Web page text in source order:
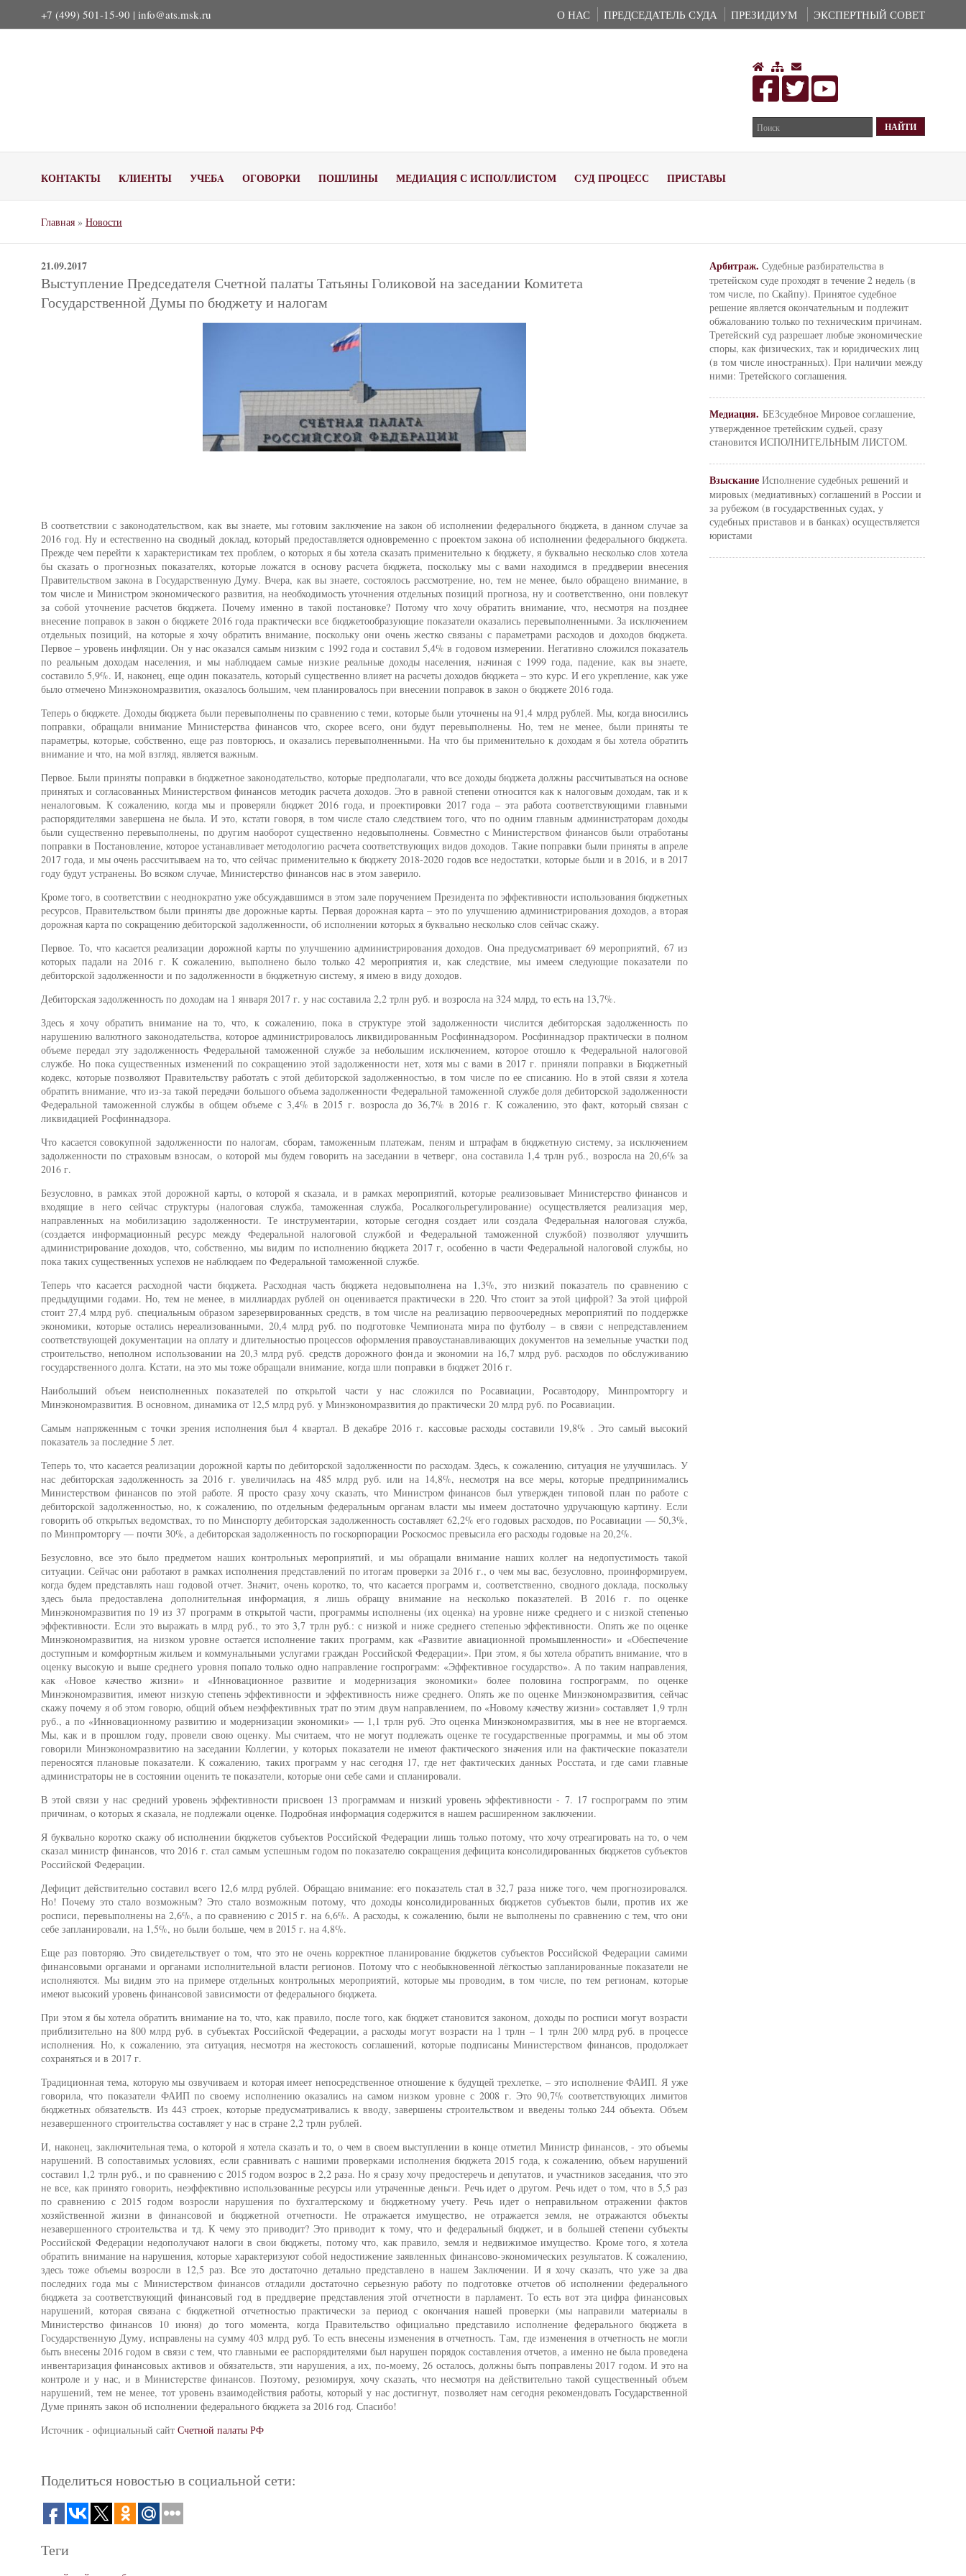
+7 (499) 501-15-90 | info@ats.msk.ru О НАС ПРЕДСЕДАТЕЛЬ СУДА ПРЕЗИДИУМ ЭКСПЕРТНЫЙ СОВЕТ
КОНТАКТЫ КЛИЕНТЫ УЧЕБA ОГОВОРКИ ПОШЛИНЫ МЕДИАЦИЯ С ИСПОЛ/ЛИСТОМ СУД ПРОЦЕСС ПРИСТАВЫ
Главная » Новости
21.09.2017
Выступление Председателя Счетной палаты Татьяны Голиковой на заседании Комитета
Государственной Думы по бюджету и налогам
В соответствии с законодательством, как вы знаете, мы готовим заключение на закон об исполнении федерального бюджета, в данном случае за
2016 год. Ну и естественно на сводный доклад, который предоставляется одновременно с проектом закона об исполнении федерального бюджета.
Прежде чем перейти к характеристикам тех проблем, о которых я бы хотела сказать применительно к бюджету, я буквально несколько слов хотела
бы сказать о прогнозных показателях, которые ложатся в основу расчета бюджета, поскольку мы с вами находимся в преддверии внесения
Правительством закона в Государственную Думу. Вчера, как вы знаете, состоялось рассмотрение, но, тем не менее, было обращено внимание, в
том числе и Министром экономического развития, на необходимость уточнения отдельных позиций прогноза, ну и соответственно, они повлекут
за собой уточнение расчетов бюджета. Почему именно в такой постановке? Потому что хочу обратить внимание, что, несмотря на позднее
внесение поправок в закон о бюджете 2016 года практически все бюджетообразующие показатели оказались перевыполненными. За исключением
отдельных позиций, на которые я хочу обратить внимание, поскольку они очень жестко связаны с параметрами расходов и доходов бюджета.
Первое – уровень инфляции. Он у нас оказался самым низким с 1992 года и составил 5,4% в годовом измерении. Негативно сложился показатель
по реальным доходам населения, и мы наблюдаем самые низкие реальные доходы населения, начиная с 1999 года, падение, как вы знаете,
составило 5,9%. И, наконец, еще один показатель, который существенно влияет на расчеты доходов бюджета – это курс. И его укрепление, как уже
было отмечено Минэкономразвития, оказалось большим, чем планировалось при внесении поправок в закон о бюджете 2016 года.
Теперь о бюджете. Доходы бюджета были перевыполнены по сравнению с теми, которые были уточнены на 91,4 млрд рублей. Мы, когда вносились
поправки, обращали внимание Министерства финансов что, скорее всего, они будут перевыполнены. Но, тем не менее, были приняты те
параметры, которые, собственно, еще раз повторюсь, и оказались перевыполненными. На что бы применительно к доходам я бы хотела обратить
внимание и что, на мой взгляд, является важным.
Первое. Были приняты поправки в бюджетное законодательство, которые предполагали, что все доходы бюджета должны рассчитываться на основе
принятых и согласованных Министерством финансов методик расчета доходов. Это в равной степени относится как к налоговым доходам, так и к
неналоговым. К сожалению, когда мы и проверяли бюджет 2016 года, и проектировки 2017 года – эта работа соответствующими главными
распорядителями завершена не была. И это, кстати говоря, в том числе стало следствием того, что по одним главным администраторам доходы
были существенно перевыполнены, по другим наоборот существенно недовыполнены. Совместно с Министерством финансов были отработаны
поправки в Постановление, которое устанавливает методологию расчета соответствующих видов доходов. Такие поправки были приняты в апреле
2017 года, и мы очень рассчитываем на то, что сейчас применительно к бюджету 2018-2020 годов все недостатки, которые были и в 2016, и в 2017
году будут устранены. Во всяком случае, Министерство финансов нас в этом заверило.
Кроме того, в соответствии с неоднократно уже обсуждавшимся в этом зале поручением Президента по эффективности использования бюджетных
ресурсов, Правительством были приняты две дорожные карты. Первая дорожная карта – это по улучшению администрирования доходов, а вторая
дорожная карта по сокращению дебиторской задолженности, об исполнении которых я буквально несколько слов сейчас скажу.
Первое. То, что касается реализации дорожной карты по улучшению администрирования доходов. Она предусматривает 69 мероприятий, 67 из
которых падали на 2016 г. К сожалению, выполнено было только 42 мероприятия и, как следствие, мы имеем следующие показатели по
дебиторской задолженности и по задолженности в бюджетную систему, я имею в виду доходов.
Дебиторская задолженность по доходам на 1 января 2017 г. у нас составила 2,2 трлн руб. и возросла на 324 млрд, то есть на 13,7%.
Здесь я хочу обратить внимание на то, что, к сожалению, пока в структуре этой задолженности числится дебиторская задолженность по
нарушению валютного законодательства, которое администрировалось ликвидированным Росфиннадзором. Росфиннадзор практически в полном
объеме передал эту задолженность Федеральной таможенной службе за небольшим исключением, которое отошло к Федеральной налоговой
службе. Но пока существенных изменений по сокращению этой задолженности нет, хотя мы с вами в 2017 г. приняли поправки в Бюджетный
кодекс, которые позволяют Правительству работать с этой дебиторской задолженностью, в том числе по ее списанию. Но в этой связи я хотела
обратить внимание, что из-за такой передачи большого объема задолженности Федеральной таможенной службе доля дебиторской задолженности
Федеральной таможенной службы в общем объеме с 3,4% в 2015 г. возросла до 36,7% в 2016 г. К сожалению, это факт, который связан с
ликвидацией Росфиннадзора.
Что касается совокупной задолженности по налогам, сборам, таможенным платежам, пеням и штрафам в бюджетную систему, за исключением
задолженности по страховым взносам, о которой мы будем говорить на заседании в четверг, она составила 1,4 трлн руб., возросла на 20,6% за
2016 г.
Безусловно, в рамках этой дорожной карты, о которой я сказала, и в рамках мероприятий, которые реализовывает Министерство финансов и
входящие в него сейчас структуры (налоговая служба, таможенная служба, Росалкогольрегулирование) осуществляется реализация мер,
направленных на мобилизацию задолженности. Те инструментарии, которые сегодня создает или создала Федеральная налоговая служба,
(создается информационный ресурс между Федеральной налоговой службой и Федеральной таможенной службой) позволяют улучшить
администрирование доходов, что, собственно, мы видим по исполнению бюджета 2017 г, особенно в части Федеральной налоговой службы, но
пока таких существенных успехов не наблюдаем по Федеральной таможенной службе.
Теперь что касается расходной части бюджета. Расходная часть бюджета недовыполнена на 1,3%, это низкий показатель по сравнению с
предыдущими годами. Но, тем не менее, в миллиардах рублей он оценивается практически в 220. Что стоит за этой цифрой? За этой цифрой
стоит 27,4 млрд руб. специальным образом зарезервированных средств, в том числе на реализацию первоочередных мероприятий по поддержке
экономики, которые остались нереализованными, 20,4 млрд руб. по подготовке Чемпионата мира по футболу – в связи с непредставлением
соответствующей документации на оплату и длительностью процессов оформления правоустанавливающих документов на земельные участки под
строительство, неполном использовании на 20,3 млрд руб. средств дорожного фонда и экономии на 16,7 млрд руб. расходов по обслуживанию
государственного долга. Кстати, на это мы тоже обращали внимание, когда шли поправки в бюджет 2016 г.
Наибольший объем неисполненных показателей по открытой части у нас сложился по Росавиации, Росавтодору, Минпромторгу и
Минэкономразвития. В основном, динамика от 12,5 млрд руб. у Минэкономразвития до практически 20 млрд руб. по Росавиации.
Самым напряженным с точки зрения исполнения был 4 квартал. В декабре 2016 г. кассовые расходы составили 19,8% . Это самый высокий
показатель за последние 5 лет.
Теперь то, что касается реализации дорожной карты по дебиторской задолженности по расходам. Здесь, к сожалению, ситуация не улучшилась. У
нас дебиторская задолженность за 2016 г. увеличилась на 485 млрд руб. или на 14,8%, несмотря на все меры, которые предпринимались
Министерством финансов по этой работе. Я просто сразу хочу сказать, что Министром финансов был утвержден типовой план по работе с
дебиторской задолженностью, но, к сожалению, по отдельным федеральным органам власти мы имеем достаточно удручающую картину. Если
говорить об открытых ведомствах, то по Минспорту дебиторская задолженность составляет 62,2% его годовых расходов, по Росавиации — 50,3%,
по Минпромторгу — почти 30%, а дебиторская задолженность по госкорпорации Роскосмос превысила его расходы годовые на 20,2%.
Безусловно, все это было предметом наших контрольных мероприятий, и мы обращали внимание наших коллег на недопустимость такой
ситуации. Сейчас они работают в рамках исполнения представлений по итогам проверки за 2016 г., о чем мы вас, безусловно, проинформируем,
когда будем представлять наш годовой отчет. Значит, очень коротко, то, что касается программ и, соответственно, сводного доклада, поскольку
здесь была предоставлена дополнительная информация, я лишь обращу внимание на несколько показателей. В 2016 г. по оценке
Минэкономразвития по 19 из 37 программ в открытой части, программы исполнены (их оценка) на уровне ниже среднего и с низкой степенью
эффективности. Если это выражать в млрд руб., то это 3,7 трлн руб.: с низкой и ниже среднего степенью эффективности. Опять же по оценке
Минэкономразвития, на низком уровне остается исполнение таких программ, как «Развитие авиационной промышленности» и «Обеспечение
доступным и комфортным жильем и коммунальными услугами граждан Российской Федерации». При этом, я бы хотела обратить внимание, что в
оценку высокую и выше среднего уровня попало только одно направление госпрограмм: «Эффективное государство». А по таким направления,
как «Новое качество жизни» и «Инновационное развитие и модернизация экономики» более половина госпрограмм, по оценке
Минэкономразвития, имеют низкую степень эффективности и эффективность ниже среднего. Опять же по оценке Минэкономразвития, сейчас
скажу почему я об этом говорю, общий объем неэффективных трат по этим двум направлением, по «Новому качеству жизни» составляет 1,9 трлн
руб., а по «Инновационному развитию и модернизации экономики» — 1,1 трлн руб. Это оценка Минэкономразвития, мы в нее не вторгаемся.
Мы, как и в прошлом году, провели свою оценку. Мы считаем, что не могут подлежать оценке те государственные программы, и мы об этом
говорили Минэкономразвитию на заседании Коллегии, у которых показатели не имеют фактического значения или на фактические показатели
переносятся плановые показатели. К сожалению, таких программ у нас сегодня 17, где нет фактических данных Росстата, и где сами главные
администраторы не в состоянии оценить те показатели, которые они себе сами и спланировали.
В этой связи у нас средний уровень эффективности присвоен 13 программам и низкий уровень эффективности - 7. 17 госпрограмм по этим
причинам, о которых я сказала, не подлежали оценке. Подробная информация содержится в нашем расширенном заключении.
Я буквально коротко скажу об исполнении бюджетов субъектов Российской Федерации лишь только потому, что хочу отреагировать на то, о чем
сказал министр финансов, что 2016 г. стал самым успешным годом по показателю сокращения дефицита консолидированных бюджетов субъектов
Российской Федерации.
Дефицит действительно составил всего 12,6 млрд рублей. Обращаю внимание: его показатель стал в 32,7 раза ниже того, чем прогнозировался.
Но! Почему это стало возможным? Это стало возможным потому, что доходы консолидированных бюджетов субъектов были, против их же
росписи, перевыполнены на 2,6%, а по сравнению с 2015 г. на 6,6%. А расходы, к сожалению, были не выполнены по сравнению с тем, что они
себе запланировали, на 1,5%, но были больше, чем в 2015 г. на 4,8%.
Еще раз повторяю. Это свидетельствует о том, что это не очень корректное планирование бюджетов субъектов Российской Федерации самими
финансовыми органами и органами исполнительной власти регионов. Потому что с необыкновенной лёгкостью запланированные показатели не
исполняются. Мы видим это на примере отдельных контрольных мероприятий, которые мы проводим, в том числе, по тем регионам, которые
имеют высокий уровень финансовой зависимости от федерального бюджета.
При этом я бы хотела обратить внимание на то, что, как правило, после того, как бюджет становится законом, доходы по росписи могут возрасти
приблизительно на 800 млрд руб. в субъектах Российской Федерации, а расходы могут возрасти на 1 трлн – 1 трлн 200 млрд руб. в процессе
исполнения. Но, к сожалению, эта ситуация, несмотря на жестокость соглашений, которые подписаны Министерством финансов, продолжает
сохраняться и в 2017 г.
Традиционная тема, которую мы озвучиваем и которая имеет непосредственное отношение к будущей трехлетке, – это исполнение ФАИП. Я уже
говорила, что показатели ФАИП по своему исполнению оказались на самом низком уровне с 2008 г. Это 90,7% соответствующих лимитов
бюджетных обязательств. Из 443 строек, которые предусматривались к вводу, завершены строительством и введены только 244 объекта. Объем
незавершенного строительства составляет у нас в стране 2,2 трлн рублей.
И, наконец, заключительная тема, о которой я хотела сказать и то, о чем в своем выступлении в конце отметил Министр финансов, - это объемы
нарушений. В сопоставимых условиях, если сравнивать с нашими проверками исполнения бюджета 2015 года, к сожалению, объем нарушений
составил 1,2 трлн руб., и по сравнению с 2015 годом возрос в 2,2 раза. Но я сразу хочу предостеречь и депутатов, и участников заседания, что это
не все, как принято говорить, неэффективно использованные ресурсы или утраченные деньги. Речь идет о другом. Речь идет о том, что в 5,5 раз
по сравнению с 2015 годом возросли нарушения по бухгалтерскому и бюджетному учету. Речь идет о неправильном отражении фактов
хозяйственной жизни в финансовой и бюджетной отчетности. Не отражается имущество, не отражается земля, не отражаются объекты
незавершенного строительства и тд. К чему это приводит? Это приводит к тому, что и федеральный бюджет, и в большей степени субъекты
Российской Федерации недополучают налоги в свои бюджеты, потому что, как правило, земля и недвижимое имущество. Кроме того, я хотела
обратить внимание на нарушения, которые характеризуют собой недостижение заявленных финансово-экономических результатов. К сожалению,
здесь тоже объемы возросли в 12,5 раз. Все это достаточно детально представлено в нашем Заключении. И я хочу сказать, что уже за два
последних года мы с Министерством финансов отладили достаточно серьезную работу по подготовке отчетов об исполнении федерального
бюджета за соответствующий финансовый год в преддверие представления этой отчетности в парламент. То есть вот эта цифра финансовых
нарушений, которая связана с бюджетной отчетностью практически за период с окончания нашей проверки (мы направили материалы в
Министерство финансов 10 июня) до того момента, когда Правительство официально представило исполнение федерального бюджета в
Государственную Думу, исправлены на сумму 403 млрд руб. То есть внесены изменения в отчетность. Там, где изменения в отчетность не могли
быть внесены 2016 годом в связи с тем, что главными ее распорядителями был нарушен порядок составления отчетов, а именно не была проведена
инвентаризация финансовых активов и обязательств, эти нарушения, а их, по-моему, 26 осталось, должны быть поправлены 2017 годом. И это на
контроле и у нас, и в Министерстве финансов. Поэтому, резюмируя, хочу сказать, что несмотря на действительно такой существенный объем
нарушений, тем не менее, тот уровень взаимодействия работы, который у нас достигнут, позволяет нам сегодня рекомендовать Государственной
Думе принять закон об исполнении федерального бюджета за 2016 год. Спасибо!
Источник - официальный сайт Счетной палаты РФ
Поделиться новостью в социальной сети:
Теги
Арбитраж. Судебные разбирательства в
третейском суде проходят в течение 2 недель (в
том числе, по Скайпу). Принятое судебное
решение является окончательным и подлежит
обжалованию только по техническим причинам.
Третейский суд разрешает любые экономические
споры, как физических, так и юридических лиц
(в том числе иностранных). При наличии между
ними: Третейского соглашения.
Медиация. БЕЗсудебное Мировое соглашение,
утвержденное третейским судьей, сразу
становится ИСПОЛНИТЕЛЬНЫМ ЛИСТОМ.
Взыскание Исполнение судебных решений и
мировых (медиативных) соглашений в России и
за рубежом (в государственных судах, у
судебных приставов и в банках) осуществляется
юристами